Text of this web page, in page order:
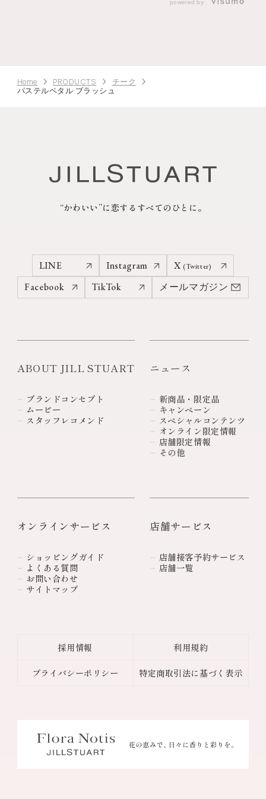
powered by
Home PRODUCTS
チーク
パステルペタル ブラッシュ
“かわいい”に恋するすべてのひとに。
LINE Instagram X (Twitter)
Facebook TikTok メールマガジン
ABOUT JILL STUART
ブランドコンセプト
ムービー
スタッフレコメンド
ニュース
新商品・限定品
キャンペーン
スペシャルコンテンツ
オンライン限定情報
店舗限定情報
その他
オンラインサービス
ショッピングガイド
よくある質問
お問い合わせ
サイトマップ
店舗サービス
店舗接客予約サービス
店舗一覧
採用情報
プライバシーポリシー
利用規約
特定商取引法に基づく表示